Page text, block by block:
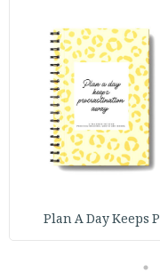
Plan A Day Keeps P
5